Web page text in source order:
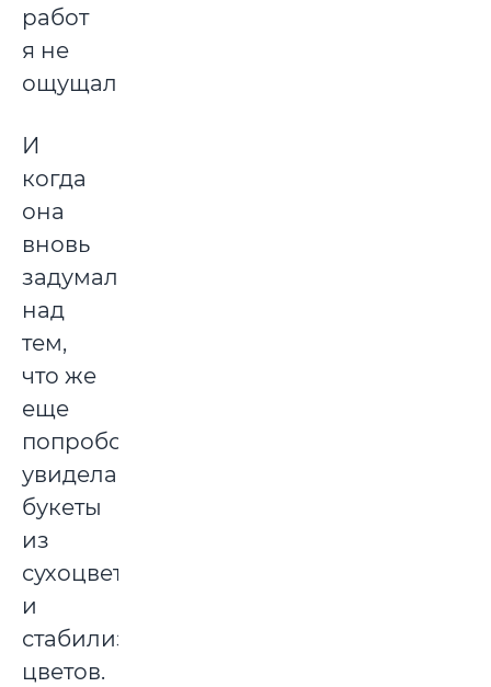
работ
я не
ощущала.
И
когда
она
вновь
задумалась
над
тем,
что же
еще
попробовать,
увидела
букеты
из
сухоцветов
и
стабилизированных
цветов.